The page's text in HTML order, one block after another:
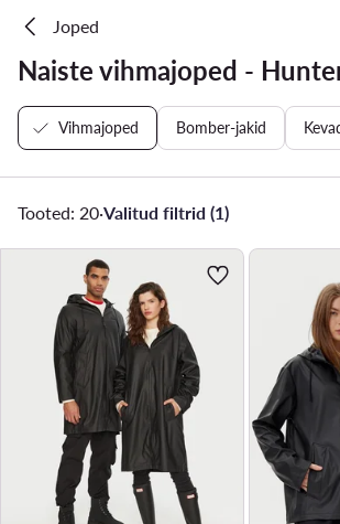
Joped
Naiste vihmajoped -
Vihmajoped Bomber-jakid
Tooted: 20·Valitud filtrid (1)